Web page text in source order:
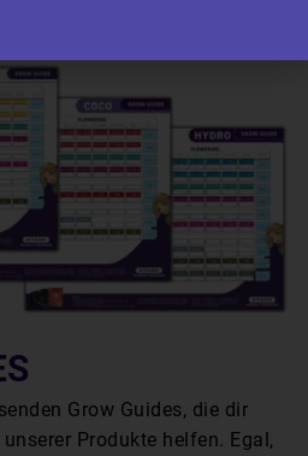
Grow Guides, die dir
Produkte helfen. Egal,